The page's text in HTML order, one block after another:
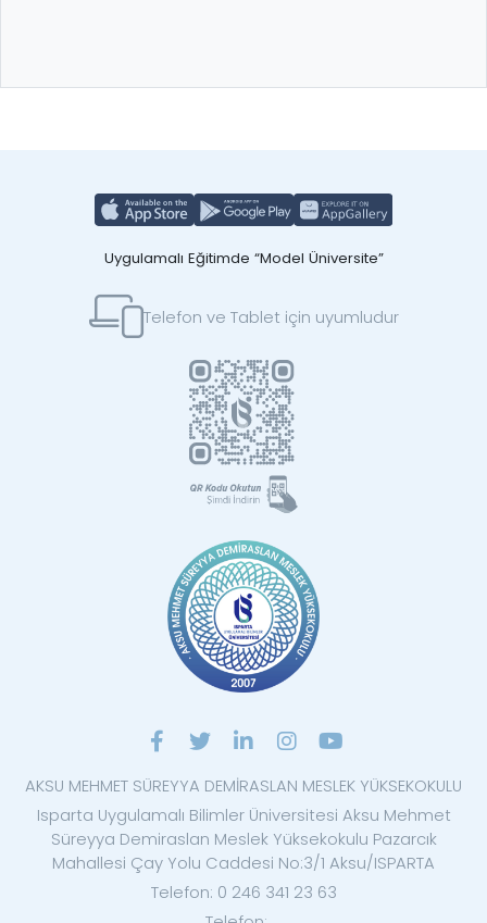
Uygulamalı Eğitimde “Model Üniversite”
Telefon ve Tablet için uyumludur
AKSU MEHMET SÜREYYA DEMİRASLAN MESLEK YÜKSEKOKULU
Isparta Uygulamalı Bilimler Üniversitesi Aksu Mehmet
Süreyya Demiraslan Meslek Yüksekokulu Pazarcık
Mahallesi Çay Yolu Caddesi No:3/1 Aksu/ISPARTA
Telefon: 0 246 341 23 63